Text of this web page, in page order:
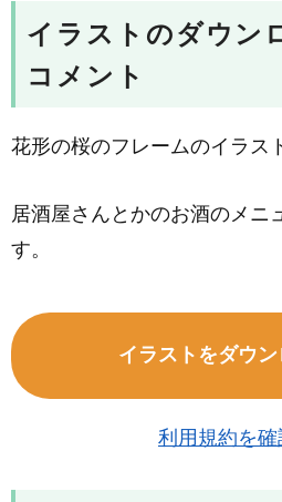
イラストのダウン
コメント
花形の桜のフレームのイラス
居酒屋さんとかのお酒のメニ
す。
イラストをダウ
利用規約を確